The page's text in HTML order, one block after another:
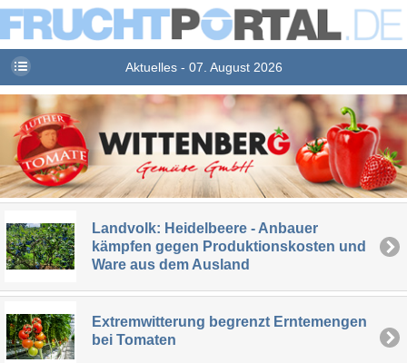
Aktuelles - 07. August 2026
Landvolk: Heidelbeere - Anbauer
kämpfen gegen Produktionskosten und
Ware aus dem Ausland
Extremwitterung begrenzt Erntemengen
bei Tomaten